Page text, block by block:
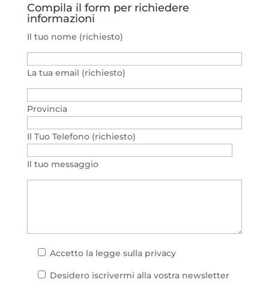
Compila il form per richiedere
informazioni
Il tuo nome (richiesto)
La tua email (richiesto)
Provincia
Il Tuo Telefono (richiesto)
Il tuo messaggio
Accetto la legge sulla privacy
Desidero iscrivermi alla vostra newsletter